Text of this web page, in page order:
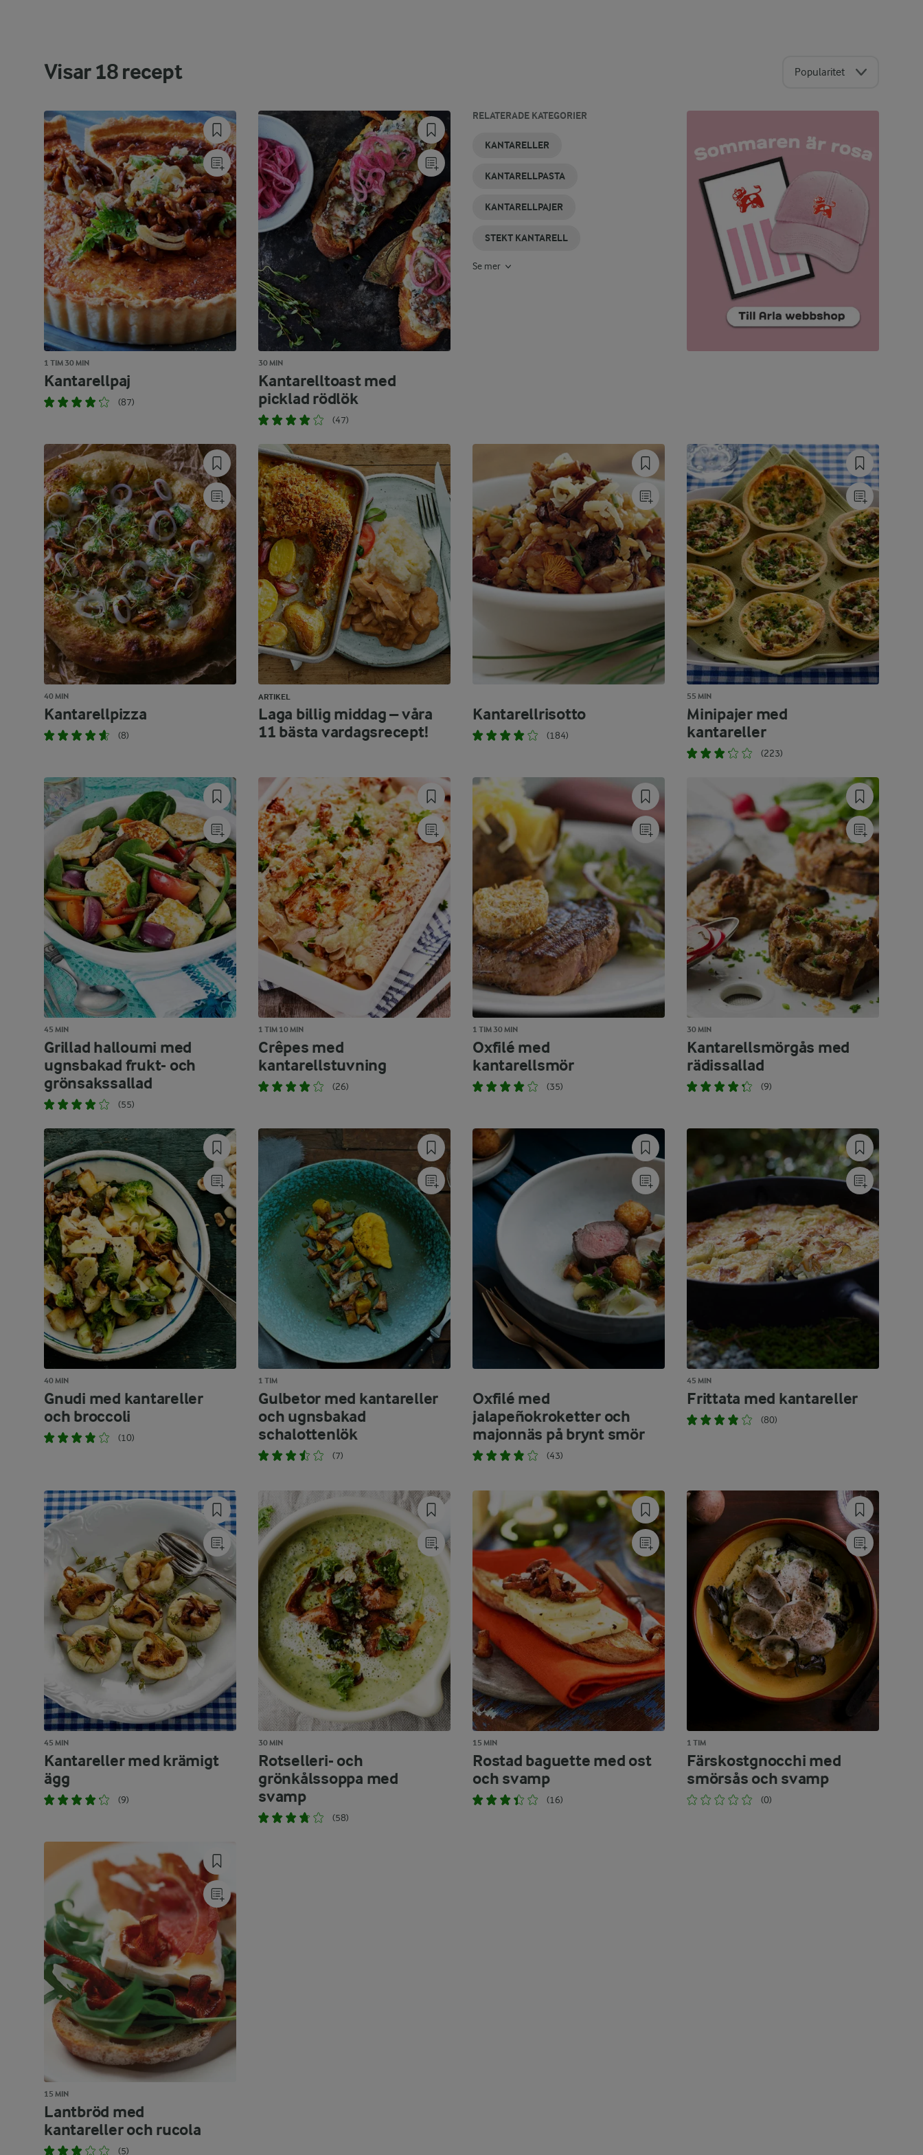
Visar18recept Popularitet
1 TIM 30 MIN
Kantarellpaj
(87)
30 MIN
Kantarelltoast med
picklad rödlök
(47)
RELATERADE KATEGORIER
KANTARELLER
KANTARELLPASTA
KANTARELLPAJER
STEKT KANTARELL
KANTARELLTOAST
CHÈVRE
KANTARELLSÅS
KANTARELLSOPPA
OST
DESSERTOST
Se mer
40 MIN
Kantarellpizza
(8)
ARTIKEL
Laga billig middag – våra
11 bästa vardagsrecept!
Kantarellrisotto
(184)
55 MIN
Minipajer med
kantareller
(223)
45 MIN
Grillad halloumi med
ugnsbakad frukt- och
grönsakssallad
(55)
1 TIM 10 MIN
Crêpes med
kantarellstuvning
(26)
1 TIM 30 MIN
Oxfilé med
kantarellsmör
(35)
30 MIN
Kantarellsmörgås med
rädissallad
(9)
40 MIN
Gnudi med kantareller
och broccoli
(10)
1 TIM
Gulbetor med kantareller
och ugnsbakad
schalottenlök
(7)
Oxfilé med
jalapeñokroketter och
majonnäs på brynt smör
(43)
45 MIN
Frittata med kantareller
(80)
45 MIN
Kantareller med krämigt
ägg
(9)
30 MIN
Rotselleri- och
grönkålssoppa med
svamp
(58)
15 MIN
Rostad baguette med ost
och svamp
(16)
1 TIM
Färskostgnocchi med
smörsås och svamp
(0)
15 MIN
Lantbröd med
kantareller och rucola
(5)